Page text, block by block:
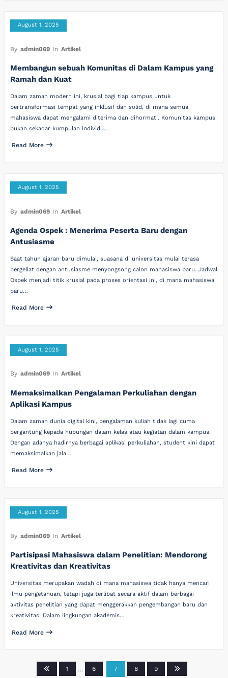
August 1, 2025
By admin069 In Artikel
Membangun sebuah Komunitas di Dalam Kampus yang
Ramah dan Kuat
Dalam zaman modern ini, krusial bagi tiap kampus untuk
bertransformasi tempat yang inklusif dan solid, di mana semua
mahasiswa dapat mengalami diterima dan dihormati. Komunitas kampus
bukan sekadar kumpulan individu…
Read More
August 1, 2025
By admin069 In Artikel
Agenda Ospek : Menerima Peserta Baru dengan
Antusiasme
Saat tahun ajaran baru dimulai, suasana di universitas mulai terasa
bergeliat dengan antusiasme menyongsong calon mahasiswa baru. Jadwal
Ospek menjadi titik krusial pada proses orientasi ini, di mana mahasiswa
baru…
Read More
August 1, 2025
By admin069 In Artikel
Memaksimalkan Pengalaman Perkuliahan dengan
Aplikasi Kampus
Dalam zaman dunia digital kini, pengalaman kuliah tidak lagi cuma
bergantung kepada hubungan dalam kelas atau kegiatan dalam kampus.
Dengan adanya hadirnya berbagai aplikasi perkuliahan, student kini dapat
memaksimalkan jala…
Read More
August 1, 2025
By admin069 In Artikel
Partisipasi Mahasiswa dalam Penelitian: Mendorong
Kreativitas dan Kreativitas
Universitas merupakan wadah di mana mahasiswa tidak hanya mencari
ilmu pengetahuan, tetapi juga terlibat secara aktif dalam berbagai
aktivitas penelitian yang dapat menggerakkan pengembangan baru dan
kreativitas. Dalam lingkungan akademis…
Read More
1 … 6 7 8 9